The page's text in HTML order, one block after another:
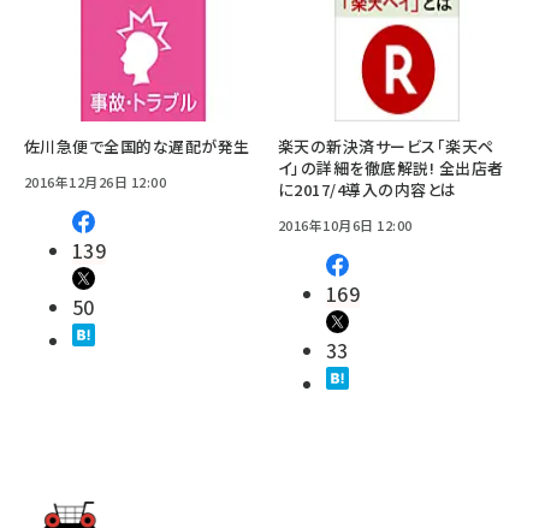
佐川急便で全国的な遅配が発生
2016年12月26日 12:00
139
50
楽天の新決済サービス「楽天ペ
イ」の詳細を徹底解説! 全出店者
に2017/4導入の内容とは
2016年10月6日 12:00
169
33